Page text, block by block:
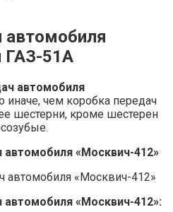
автомобиля
ГАЗ-51А
автомобиля
иначе, чем коробка передач
шестерни, кроме шестерен
автомобиля «Москвич-412»
«Москвич-412»: